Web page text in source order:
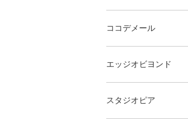
ココデメール
エッジオビヨンド
スタジオピア